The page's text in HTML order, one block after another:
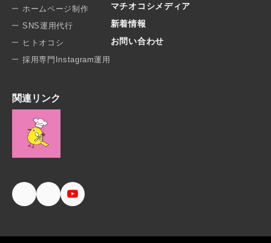
ホームページ制作
SNS運用代行
ヒトオコシ
採用専門Instagram運用
マチオコシメディア
新着情報
お問い合わせ
関連リンク